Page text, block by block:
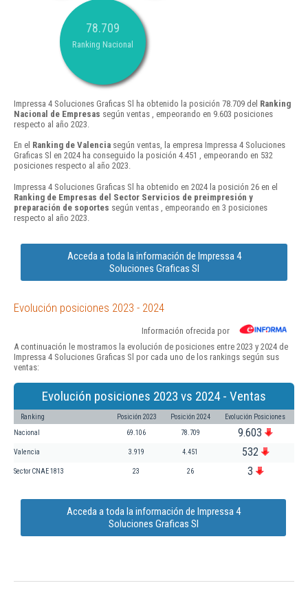
78.709
Ranking Nacional
Impressa 4 Soluciones Graficas Sl ha obtenido la posición 78.709 del Ranking
Nacional de Empresas según ventas , empeorando en 9.603 posiciones
respecto al año 2023.
En el Ranking de Valencia según ventas, la empresa Impressa 4 Soluciones
Graficas Sl en 2024 ha conseguido la posición 4.451 , empeorando en 532
posiciones respecto al año 2023.
Impressa 4 Soluciones Graficas Sl ha obtenido en 2024 la posición 26 en el
Ranking de Empresas del Sector Servicios de preimpresión y
preparación de soportes según ventas , empeorando en 3 posiciones
respecto al año 2023.
Acceda a toda la información de Impressa 4
Soluciones Graficas Sl
Evolución posiciones 2023 - 2024
Información ofrecida por
A continuación le mostramos la evolución de posiciones entre 2023 y 2024 de
Impressa 4 Soluciones Graficas Sl por cada uno de los rankings según sus
ventas:
Evolución posiciones 2023 vs 2024 - Ventas
Ranking Posición 2023 Posición 2024 Evolución Posiciones
Nacional 69.106 78.709 9.603
Valencia 3.919 4.451 532
Sector CNAE 1813 23 26 3
Acceda a toda la información de Impressa 4
Soluciones Graficas Sl